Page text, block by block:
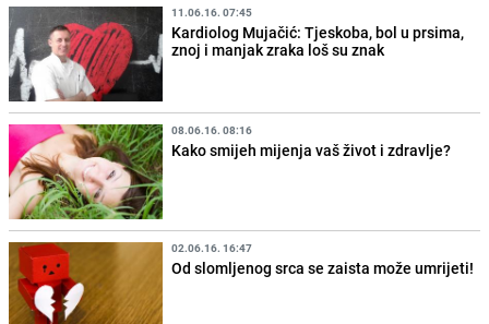
11.06.16. 07:45
Kardiolog Mujačić: Tjeskoba, bol u prsima,
znoj i manjak zraka loš su znak
08.06.16. 08:16
Kako smijeh mijenja vaš život i zdravlje?
02.06.16. 16:47
Od slomljenog srca se zaista može umrijeti!